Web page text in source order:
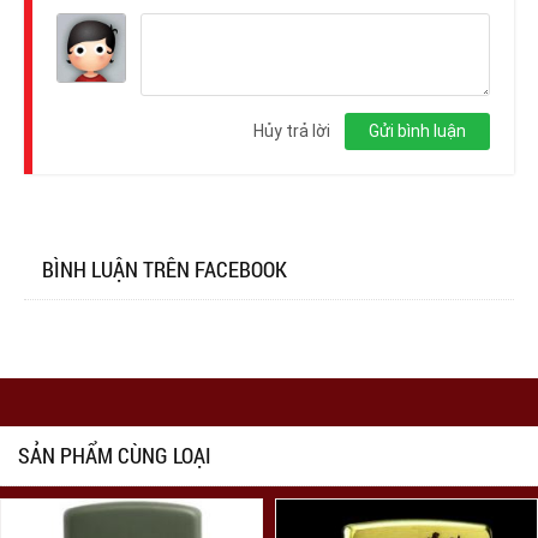
Gửi bình luận
Hủy trả lời
BÌNH LUẬN TRÊN FACEBOOK
SẢN PHẨM CÙNG LOẠI